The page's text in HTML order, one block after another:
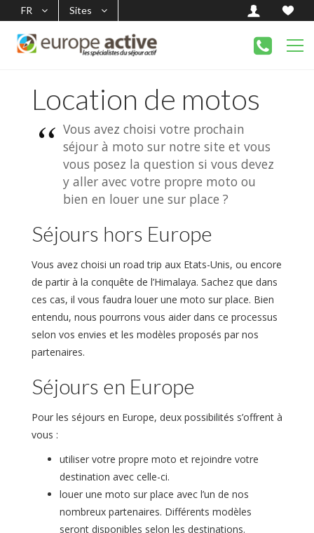
FR Sites
Location de motos
Vous avez choisi votre prochain
séjour à moto sur notre site et vous
vous posez la question si vous devez
y aller avec votre propre moto ou
bien en louer une sur place ?
Séjours hors Europe
Vous avez choisi un road trip aux Etats-Unis, ou encore
de partir à la conquête de l’Himalaya. Sachez que dans
ces cas, il vous faudra louer une moto sur place. Bien
entendu, nous pourrons vous aider dans ce processus
selon vos envies et les modèles proposés par nos
partenaires.
Séjours en Europe
Pour les séjours en Europe, deux possibilités s’offrent à
vous :
utiliser votre propre moto et rejoindre votre
destination avec celle-ci.
louer une moto sur place avec l’un de nos
nombreux partenaires. Différents modèles
seront disponibles selon les destinations.